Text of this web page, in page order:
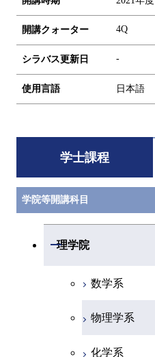
開講クォーター 4Q
シラバス更新日 -
使用言語 日本語
学士課程
学院等開講科目
理学院
開閉
数学系
物理学系
化学系